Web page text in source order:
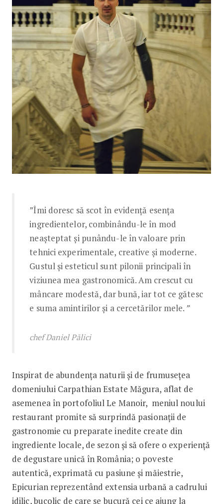
”Îmi doresc să scot în evidență esența
ingredientelor, combinându-le în mod
neașteptat și punându-le în valoare prin
tehnici experimentale, creative și moderne.
Gustul și esteticul sunt pilonii principali în
viziunea mea gastronomică. Am crescut cu
mâncare modestă, dar bună, iar tot ce gătesc
e suma amintirilor și a cercetărilor mele. ”
chef Daniel Pălici
Inspirat de abundența naturii și de frumusețea
domeniului Carpathian Estate Măgura, aflat de
asemenea în portofoliul Le Manoir, meniul noului
restaurant promite să surprindă pasionații de
gastronomie cu preparate inedite create din
ingrediente locale, de sezon și să ofere o experiență
de degustare unică în România; o poveste
autentică, exprimată cu pasiune și măiestrie,
Epicurian reprezentând extensia urbană a cadrului
idilic, bucolic de care se bucură cei ce ajung la